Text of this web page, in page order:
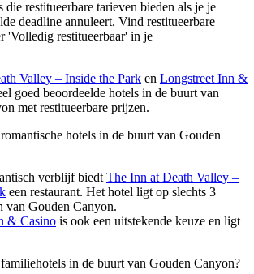
die restitueerbare tarieven bieden als je je
deadline annuleert. Vind restitueerbare
'Volledig restitueerbaar' in je
Valley – Inside the Park en Longstreet Inn &
goed beoordeelde hotels in de buurt van
met restitueerbare prijzen.
hotels in de buurt van Gouden
verblijf biedt The Inn at Death Valley –
een restaurant. Het hotel ligt op slechts 3
van Gouden Canyon.
& Casino is ook een uitstekende keuze en ligt
in de buurt van Gouden Canyon?